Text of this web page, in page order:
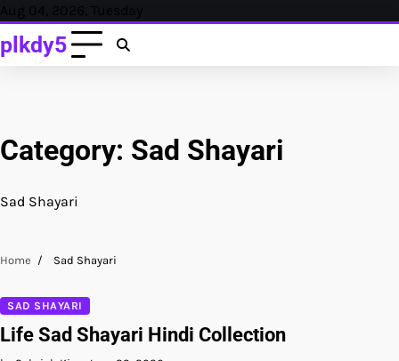
Skip
content
Aug 04, 2026, Tuesday
plkdy5
Category: Sad Shayari
Sad Shayari
Home Sad Shayari
SAD SHAYARI
Life Sad Shayari Hindi Collection